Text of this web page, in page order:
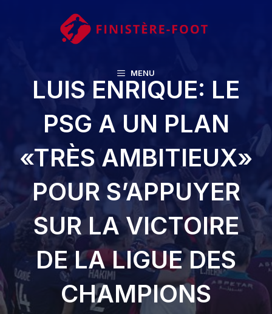
MENU
LUIS ENRIQUE: LE
PSG A UN PLAN
«TRÈS AMBITIEUX»
POUR S’APPUYER
SUR LA VICTOIRE
DE LA LIGUE DES
CHAMPIONS